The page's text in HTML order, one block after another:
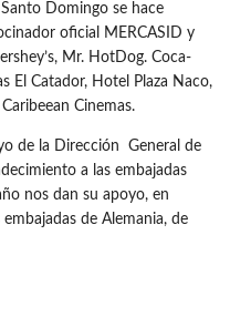
Domingo se hace
oficial MERCASID y
Mr. HotDog. Coca-
El Catador, Hotel Plaza Naco,
Cinemas.
de la Dirección General de
a las embajadas
nos dan su apoyo, en
de Alemania, de